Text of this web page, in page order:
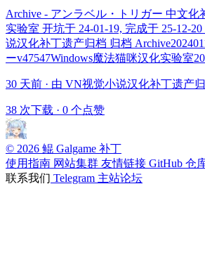
Archive - アンラベル・トリガー 中文化
实验室 开坑于 24-01-19, 完成于 25-12-
说汉化补丁遗产归档 归档
ーv47547Windows魔法猫咪汉化实验室
30 天前 · 由 VN视觉小说汉化补丁遗产
38 次下载 · 0 个点赞
© 2026 鲲 Galgame 补丁
使用指南 网站集群 友情链接 GitHub 仓
联系我们 Telegram 主站论坛